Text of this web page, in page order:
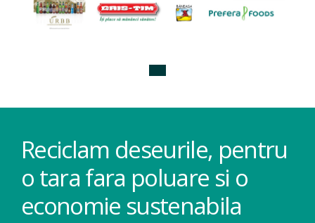
Reciclam deseurile, pentru
o tara fara poluare si o
economie sustenabila